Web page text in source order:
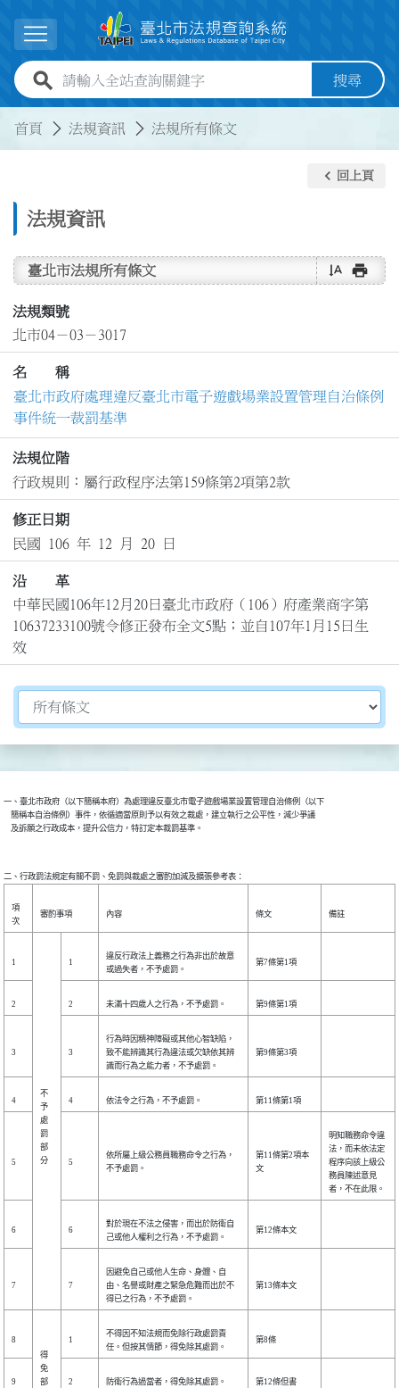
展開選單
全站查詢關鍵字欄位 搜尋
首頁 法規資訊 法規所有條文
法規資訊
keyboard_arrow_left 回上頁
臺北市法規所有條文 text_rotate_vertical print
法規類號
北市04－03－3017
名 稱
臺北市政府處理違反臺北市電子遊戲場業設置管理自治條例
事件統一裁罰基準
法規位階
行政規則：屬行政程序法第159條第2項第2款
修正日期
民國 106 年 12 月 20 日
沿 革
中華民國106年12月20日臺北市政府（106）府產業商字第
10637233100號令修正發布全文5點；並自107年1月15日生
效
切換選擇法規資訊內容
一、臺北市政府（以下簡稱本府）為處理違反臺北市電子遊戲場業設置管理自治條例（以下
    簡稱本自治條例）事件，依循適當原則予以有效之裁處，建立執行之公平性，減少爭議
    及訴願之行政成本，提升公信力，特訂定本裁罰基準。
項
次
審酌事項 內容 條文 備註
1
不
予
處
罰
部
分
1
違反行政法上義務之行為非出於故意
或過失者，不予處罰。
第7條第1項
2 2 未滿十四歲人之行為，不予處罰。 第9條第1項
3 3
行為時因精神障礙或其他心智缺陷，
致不能辨識其行為違法或欠缺依其辨
識而行為之能力者，不予處罰。
第9條第3項
4 4 依法令之行為，不予處罰。 第11條第1項
5 5
依所屬上級公務員職務命令之行為，
不予處罰。
第11條第2項本
文
明知職務命令違
法，而未依法定
程序向該上級公
務員陳述意見
者，不在此限。
6 6
對於現在不法之侵害，而出於防衛自
己或他人權利之行為，不予處罰。
第12條本文
7 7
因避免自己或他人生命、身體、自
由、名譽或財產之緊急危難而出於不
得已之行為，不予處罰。
第13條本文
8
得
免
部
1
不得因不知法規而免除行政處罰責
任。但按其情節，得免除其處罰。
第8條
9 2 防衛行為過當者，得免除其處罰。 第12條但書